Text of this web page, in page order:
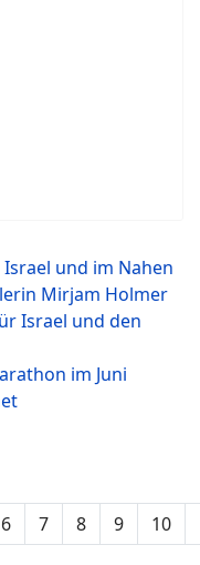
und im Nahen
Mirjam Holmer
Israel und den
im Juni
6 7 8 9 10